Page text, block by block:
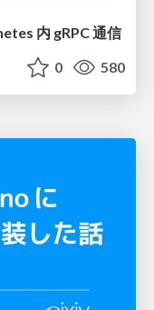
内 gRPC 通信
0 580